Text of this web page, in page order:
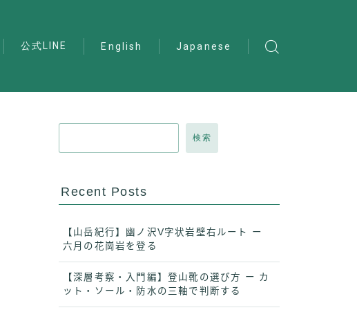
公式LINE English Japanese
検索
Recent Posts
【山岳紀行】幽ノ沢V字状岩壁右ルート ー
六月の花崗岩を登る
【深層考察・入門編】登山靴の選び方 ー カ
ット・ソール・防水の三軸で判断する